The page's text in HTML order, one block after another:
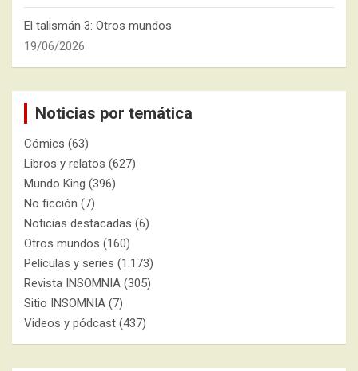
El talismán 3: Otros mundos
19/06/2026
Noticias por temática
Cómics (63)
Libros y relatos (627)
Mundo King (396)
No ficción (7)
Noticias destacadas (6)
Otros mundos (160)
Películas y series (1.173)
Revista INSOMNIA (305)
Sitio INSOMNIA (7)
Videos y pódcast (437)